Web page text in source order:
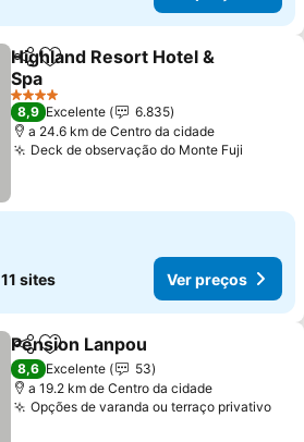
PartilharAdicionar aos favoritos
Highland Resort Hotel &
Spa
Ver preços
4 Estrelas
8,9 Excelente
6.835
a 24.6 km de Centro da cidade
Deck de observação do Monte Fuji
11 sites Ver preços
PartilharAdicionar aos favoritos
Pension Lanpou
8,6 Excelente
53
a 19.2 km de Centro da cidade
Opções de varanda ou terraço privativoVer